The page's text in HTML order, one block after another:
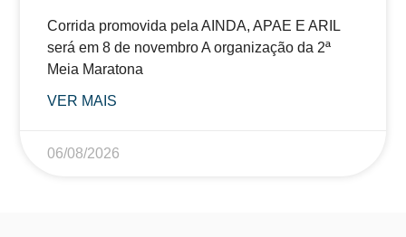
Corrida promovida pela AINDA, APAE E ARIL
será em 8 de novembro A organização da 2ª
Meia Maratona
VER MAIS
06/08/2026